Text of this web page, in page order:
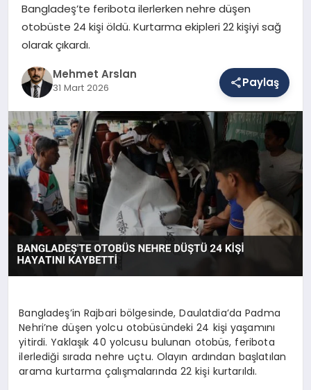
MAGAZIN
SAĞLIK
EĞITIM
DÜNYA
YAŞAM
Bangladeş’te feribota ilerlerken nehre düşen
otobüste 24 kişi öldü. Kurtarma ekipleri 22 kişiyi sağ
olarak çıkardı.
Mehmet Arslan
31 Mart 2026 Paylaş
Bangladeş’in Rajbari bölgesinde, Daulatdia’da Padma
Nehri’ne düşen yolcu otobüsündeki 24 kişi yaşamını
yitirdi. Yaklaşık 40 yolcusu bulunan otobüs, feribota
ilerlediği sırada nehre uçtu. Olayın ardından başlatılan
arama kurtarma çalışmalarında 22 kişi kurtarıldı.